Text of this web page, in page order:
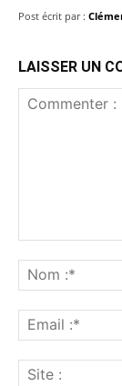
Post écrit par :
LAISSER UN